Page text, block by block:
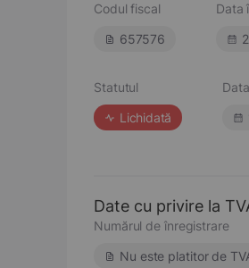
Codul fiscal
657576
Data
Statutul
Lichidată
Date cu privire la
Numărul de înregistrare
Nu este platitor de